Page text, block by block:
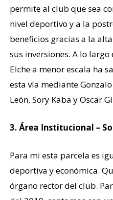
permite al club que sea
nivel deportivo y a la
beneficios gracias a la
sus inversiones. A lo
Elche a menor escala ha
esta vía mediante
León, Sory Kaba y Oscar
3. Área Institucional –
Para mi esta parcela es
deportiva y económica.
órgano rector del club.